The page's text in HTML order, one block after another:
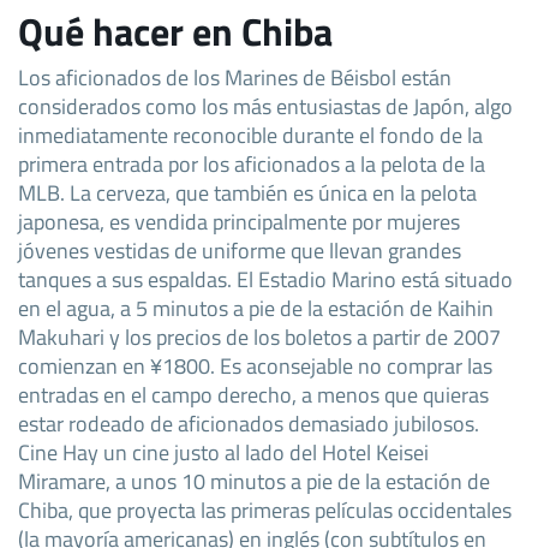
Qué hacer en Chiba
Los aficionados de los Marines de Béisbol están
considerados como los más entusiastas de Japón, algo
inmediatamente reconocible durante el fondo de la
primera entrada por los aficionados a la pelota de la
MLB. La cerveza, que también es única en la pelota
japonesa, es vendida principalmente por mujeres
jóvenes vestidas de uniforme que llevan grandes
tanques a sus espaldas. El Estadio Marino está situado
en el agua, a 5 minutos a pie de la estación de Kaihin
Makuhari y los precios de los boletos a partir de 2007
comienzan en ¥1800. Es aconsejable no comprar las
entradas en el campo derecho, a menos que quieras
estar rodeado de aficionados demasiado jubilosos.
Cine Hay un cine justo al lado del Hotel Keisei
Miramare, a unos 10 minutos a pie de la estación de
Chiba, que proyecta las primeras películas occidentales
(la mayoría americanas) en inglés (con subtítulos en